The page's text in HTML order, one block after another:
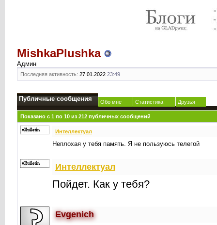
MishkaPlushka
Админ
Последняя активность: 27.01.2022 23:49
Публичные сообщения Обо мне Статистика Друзья
Показано с 1 по 10из 212публичных сообщений
Интеллектуал
Неплохая у тебя память. Я не пользуюсь телегой
Интеллектуал
Пойдет. Как у тебя?
Evgenich